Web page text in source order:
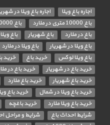
اجاره باغ ویلا اجاره باغ ویلا در
باغ 10000 متری در ملارد
باغ 10000 متری ملارد
باغ در ملارد
باغ شهریار باغ ویلا
باغ ویلا در شهریار
باغ ویلا در ملارد
باغ ویلا لوکس
خرید باغ خرید باغ
خرید باغ در شهریار
خرید باغ در
خرید باغ شهریار
خرید باغ ملارد
خرید باغ ویلا در شمال
خرید باغ
خرید باغ ویلا ملارد
خرید باغچه
شرایط احداث باغ
شرایط و مراحل